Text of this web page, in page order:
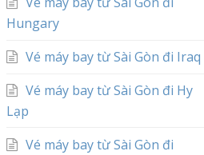
Hungary
Vé máy bay từ Sài Gòn đi Iraq
Vé máy bay từ Sài Gòn đi Hy
Lạp
Vé máy bay từ Sài Gòn đi